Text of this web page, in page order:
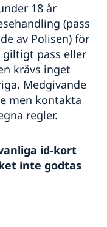
18 år
(pass
av Polisen) för
giltigt pass eller
krävs inget
Medgivande
men kontakta
regler.
id-kort
inte godtas